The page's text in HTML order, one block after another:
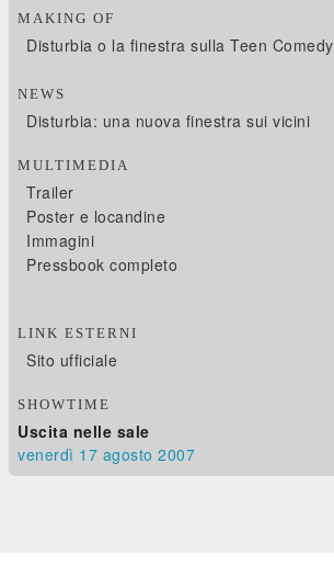
MAKING OF
Disturbia o la finestra sulla Teen Comedy
NEWS
Disturbia: una nuova finestra sui vicini
MULTIMEDIA
Trailer
Poster e locandine
Immagini
Pressbook completo
LINK ESTERNI
Sito ufficiale
SHOWTIME
Uscita nelle sale
venerdì 17 agosto 2007